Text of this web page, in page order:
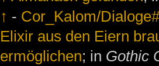
↑ - Cor_Kalom/
Elixir aus den Eiern
ermöglichen; in Gothic